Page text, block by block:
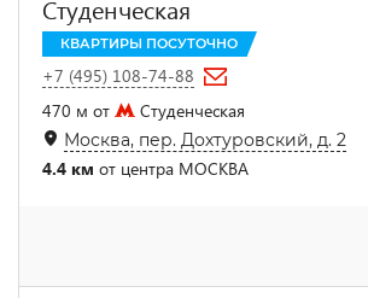
Студенческая
КВАРТИРЫ ПОСУТОЧНО
+7 (495) 108-74-88
470 м от
Студенческая
Москва, пер. Дохтуровский, д. 2
4.4 км от центра МОСКВА